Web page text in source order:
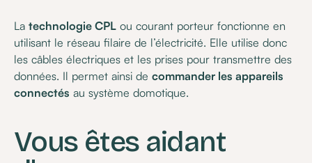
Latechnologie CPL ou courant porteur fonctionne en
utilisant le réseau filaire de l’électricité. Elle utilise donc
les câbles électriques et les prises pour transmettre des
données. Il permet ainsi decommander les appareils
connectés au système domotique.
Vous êtes aidant